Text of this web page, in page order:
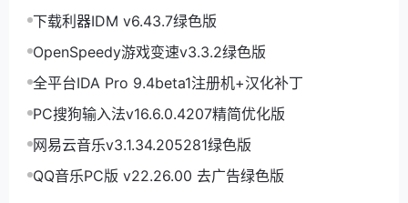
下载利器IDM v6.43.7绿色版
OpenSpeedy游戏变速v3.3.2绿色版
全平台IDA Pro 9.4beta1注册机+汉化补丁
PC搜狗输入法v16.6.0.4207精简优化版
网易云音乐v3.1.34.205281绿色版
QQ音乐PC版 v22.26.00 去广告绿色版